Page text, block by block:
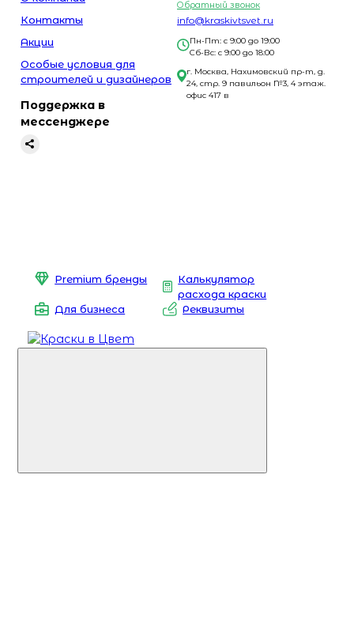
Контакты
Акции
Особые условия для
строителей и дизайнеров
Поддержка в
мессенджере
Обратный звонок
info@kraskivtsvet.ru
Пн-Пт: с 9:00 до 19:00
Сб-Вс: с 9:00 до 18:00
г. Москва, Нахимовский пр-т, д.
24, стр. 9 павильон №3, 4 этаж.
офис 417 в
Premium бренды
Калькулятор
расхода краски
Для бизнеса
Реквизиты